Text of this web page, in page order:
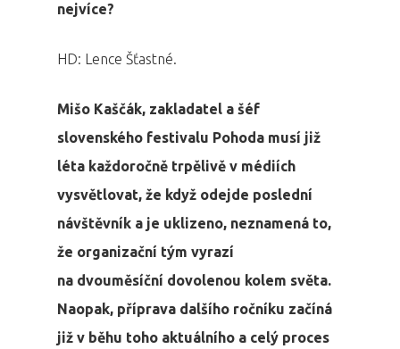
nejvíce?
HD: Lence Šťastné.
Mišo Kaščák, zakladatel a šéf
slovenského festivalu Pohoda musí již
léta každoročně trpělivě v médiích
vysvětlovat, že když odejde poslední
návštěvník a je uklizeno, neznamená to,
že organizační tým vyrazí
na dvouměsíční dovolenou kolem světa.
Naopak, příprava dalšího ročníku začíná
již v běhu toho aktuálního a celý proces